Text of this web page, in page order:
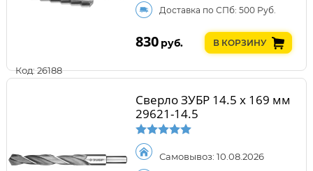
Код: 26188
Доставка по СПб: 500 Руб.
830 руб. В КОРЗИНУ
Сверло ЗУБР 14.5 х 169 мм
29621-14.5
Самовывоз: 10.08.2026